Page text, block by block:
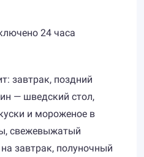
24 часа
завтрак, поздний
— шведский стол,
и мороженое в
свежевыжатый
завтрак, полуночный